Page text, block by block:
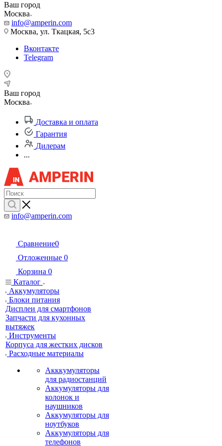
Ваш город
Москва
info@amperin.com
Москва, ул. Ткацкая, 5с3
Вконтакте
Telegram
Ваш город
Москва
Доставка и оплата
Гарантия
Дилерам
...
info@amperin.com
Сравнение0
Отложенные 0
Корзина 0
Каталог
Аккумуляторы
Блоки питания
Дисплеи для смартфонов
Запчасти для кухонных
вытяжек
Инструменты
Корпуса для жестких дисков
Расходные материалы
Акккумуляторы
для радиостанций
Аккумуляторы для
колонок и
наушников
Аккумуляторы для
ноутбуков
Аккумуляторы для
телефонов